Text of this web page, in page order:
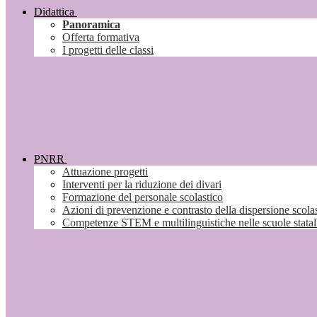
Didattica
Panoramica
Offerta formativa
I progetti delle classi
PNRR
Attuazione progetti
Interventi per la riduzione dei divari
Formazione del personale scolastico
Azioni di prevenzione e contrasto della dispersione
Competenze STEM e multilinguistiche nelle scuole